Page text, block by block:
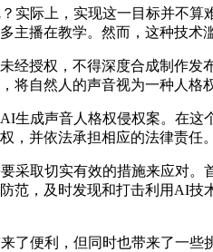
际上，实现这一目标并不算
主播在教学。然而，这种技
授权，不得深度合成制作发
将自然人的声音视为一种人格
成声音人格权侵权案。在这
，并依法承担相应的法律责任
取切实有效的措施来应对。
范，及时发现和打击利用AI
便利，但同时也带来了一些